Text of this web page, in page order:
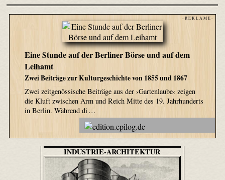
- R E K L A M E -
Eine Stunde auf der Berliner Börse und auf dem
Leihamt
Zwei Beiträge zur Kulturgeschichte von 1855 und 1867
Zwei zeitgenössische Beiträge aus der ›Gartenlaube‹ zeigen
die Kluft zwischen Arm und Reich Mitte des 19. Jahrhunderts
in Berlin. Während di …
INDUSTRIE-ARCHITEKTUR